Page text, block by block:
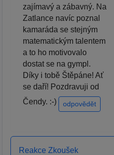
zajímavý a zábavný. Na
Zatlance navíc poznal
kamaráda se stejným
matematickým talentem
a to ho motivovalo
dostat se na gympl.
Díky i tobě Štěpáne! Ať
se daří! Pozdravuji od
Čendy. :-)
odpovědět
Reakce Zkoušek